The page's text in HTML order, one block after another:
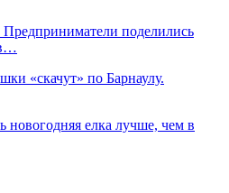
поделились
«скачут» по Барнаулу.
новогодняя елка лучше, чем в